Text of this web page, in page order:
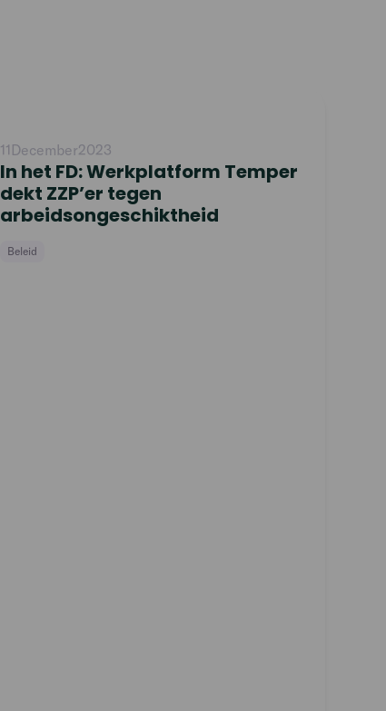
11 December2023
In het FD: Werkplatform Temper
dekt ZZP’er tegen
arbeidsongeschiktheid
Beleid